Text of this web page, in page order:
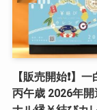
【販売開始❗️】
丙午歳 2026年